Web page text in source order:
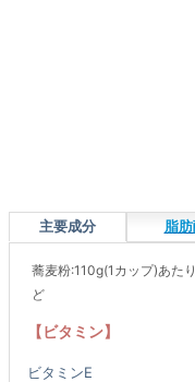
主要成分 脂
蕎麦粉:110g(1カップ)あた
ど
【ビタミン】
ビタミンE